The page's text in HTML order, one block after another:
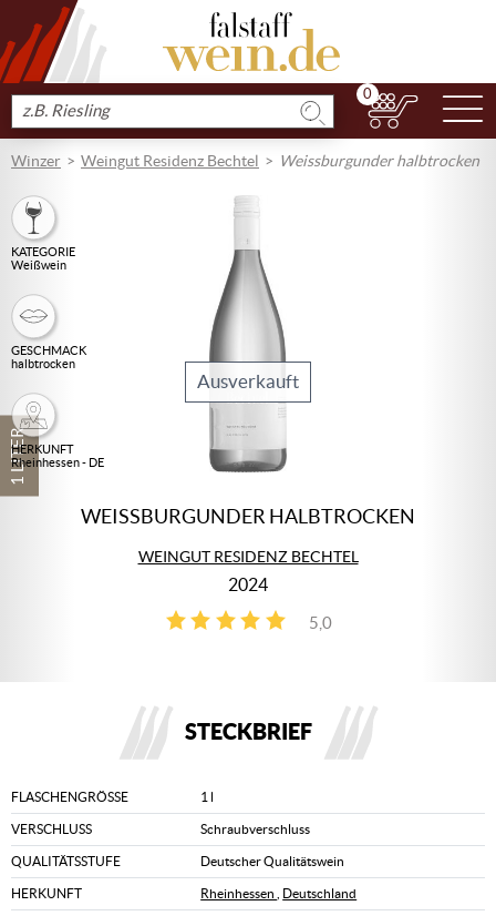
Produkt
suchen
0
Winzer Weingut Residenz Bechtel Weissburgunder halbtrocken
1 LITER
KATEGORIE
Weißwein
GESCHMACK
halbtrocken
HERKUNFT
Rheinhessen - DE
Ausverkauft
WEISSBURGUNDER HALBTROCKEN
WEINGUT RESIDENZ BECHTEL
2024
5,0
1
STECKBRIEF
FLASCHENGRÖSSE 1 l
VERSCHLUSS Schraubverschluss
QUALITÄTSSTUFE Deutscher Qualitätswein
HERKUNFT Rheinhessen Deutschland